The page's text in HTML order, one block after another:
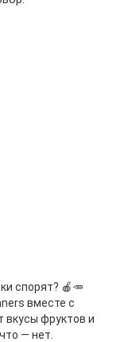
спорят? 🍎🥕
вместе с
вкусы фруктов и
— нет.